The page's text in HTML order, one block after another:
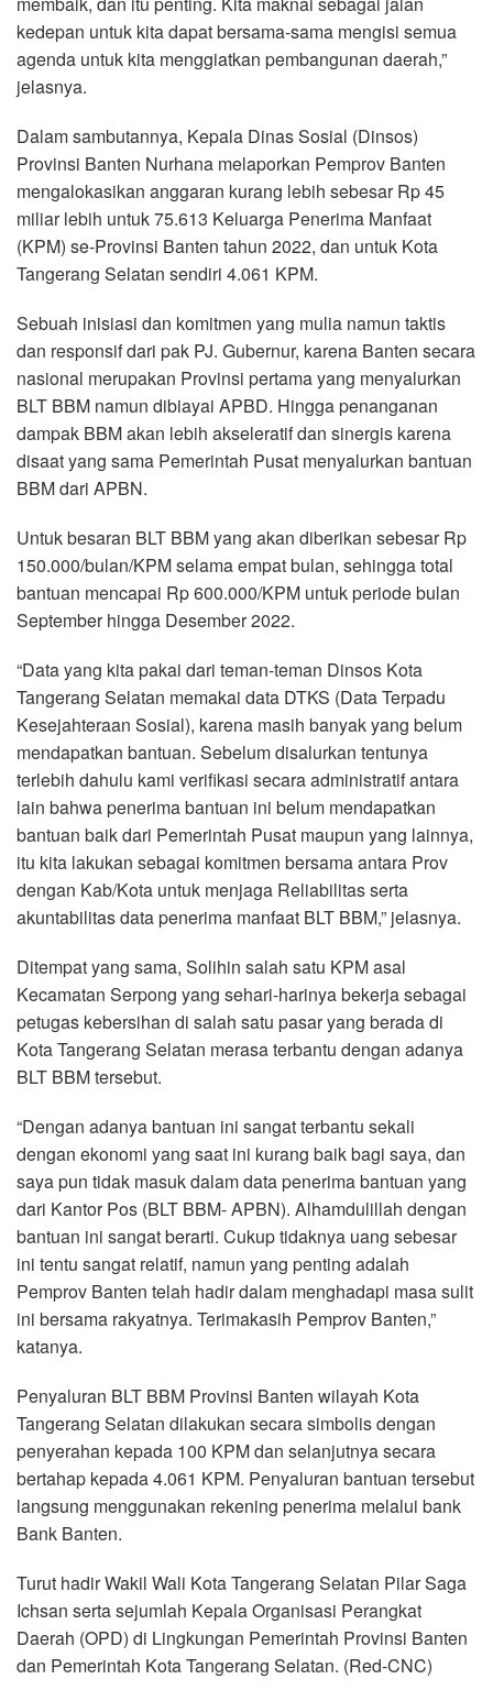
kedepan untuk kita dapat bersama-sama mengisi semua
agenda untuk kita menggiatkan pembangunan daerah,”
jelasnya.
Dalam sambutannya, Kepala Dinas Sosial (Dinsos)
Provinsi Banten Nurhana melaporkan Pemprov Banten
mengalokasikan anggaran kurang lebih sebesar Rp 45
miliar lebih untuk 75.613 Keluarga Penerima Manfaat
(KPM) se-Provinsi Banten tahun 2022, dan untuk Kota
Tangerang Selatan sendiri 4.061 KPM.
Sebuah inisiasi dan komitmen yang mulia namun taktis
dan responsif dari pak PJ. Gubernur, karena Banten secara
nasional merupakan Provinsi pertama yang menyalurkan
BLT BBM namun dibiayai APBD. Hingga penanganan
dampak BBM akan lebih akseleratif dan sinergis karena
disaat yang sama Pemerintah Pusat menyalurkan bantuan
BBM dari APBN.
Untuk besaran BLT BBM yang akan diberikan sebesar Rp
150.000/bulan/KPM selama empat bulan, sehingga total
bantuan mencapai Rp 600.000/KPM untuk periode bulan
September hingga Desember 2022.
“Data yang kita pakai dari teman-teman Dinsos Kota
Tangerang Selatan memakai data DTKS (Data Terpadu
Kesejahteraan Sosial), karena masih banyak yang belum
mendapatkan bantuan. Sebelum disalurkan tentunya
terlebih dahulu kami verifikasi secara administratif antara
lain bahwa penerima bantuan ini belum mendapatkan
bantuan baik dari Pemerintah Pusat maupun yang lainnya,
itu kita lakukan sebagai komitmen bersama antara Prov
dengan Kab/Kota untuk menjaga Reliabilitas serta
akuntabilitas data penerima manfaat BLT BBM,” jelasnya.
Ditempat yang sama, Solihin salah satu KPM asal
Kecamatan Serpong yang sehari-harinya bekerja sebagai
petugas kebersihan di salah satu pasar yang berada di
Kota Tangerang Selatan merasa terbantu dengan adanya
BLT BBM tersebut.
“Dengan adanya bantuan ini sangat terbantu sekali
dengan ekonomi yang saat ini kurang baik bagi saya, dan
saya pun tidak masuk dalam data penerima bantuan yang
dari Kantor Pos (BLT BBM- APBN). Alhamdulillah dengan
bantuan ini sangat berarti. Cukup tidaknya uang sebesar
ini tentu sangat relatif, namun yang penting adalah
Pemprov Banten telah hadir dalam menghadapi masa sulit
ini bersama rakyatnya. Terimakasih Pemprov Banten,”
katanya.
Penyaluran BLT BBM Provinsi Banten wilayah Kota
Tangerang Selatan dilakukan secara simbolis dengan
penyerahan kepada 100 KPM dan selanjutnya secara
bertahap kepada 4.061 KPM. Penyaluran bantuan tersebut
langsung menggunakan rekening penerima melalui bank
Bank Banten.
Turut hadir Wakil Wali Kota Tangerang Selatan Pilar Saga
Ichsan serta sejumlah Kepala Organisasi Perangkat
Daerah (OPD) di Lingkungan Pemerintah Provinsi Banten
dan Pemerintah Kota Tangerang Selatan. (Red-CNC)